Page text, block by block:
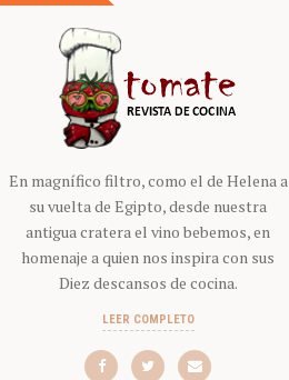
En magnífico filtro, como el de Helena a
su vuelta de Egipto, desde nuestra
antigua cratera el vino bebemos, en
homenaje a quien nos inspira con sus
Diez descansos de cocina.
LEER COMPLETO